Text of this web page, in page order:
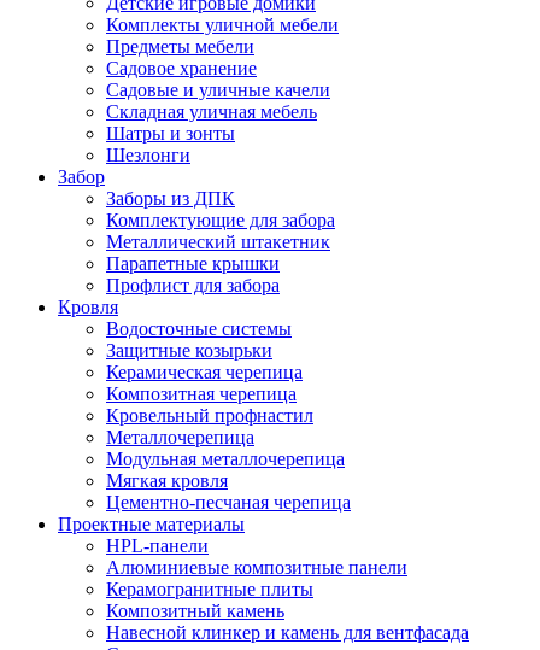
Комплекты уличной мебели
Предметы мебели
Садовое хранение
Садовые и уличные качели
Складная уличная мебель
Шатры и зонты
Шезлонги
Забор
Заборы из ДПК
Комплектующие для забора
Металлический штакетник
Парапетные крышки
Профлист для забора
Кровля
Водосточные системы
Защитные козырьки
Керамическая черепица
Композитная черепица
Кровельный профнастил
Металлочерепица
Модульная металлочерепица
Мягкая кровля
Цементно-песчаная черепица
Проектные материалы
HPL-панели
Алюминиевые композитные панели
Керамогранитные плиты
Композитный камень
Навесной клинкер и камень для вентфасада